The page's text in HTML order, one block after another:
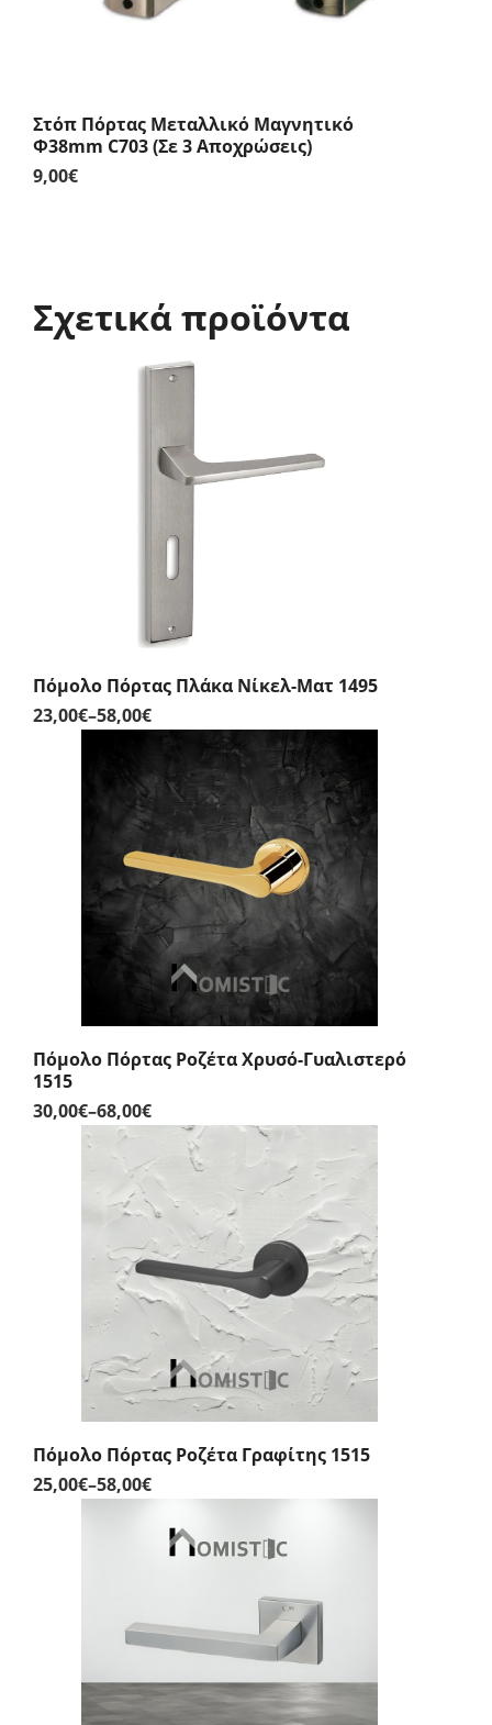
Στόπ Πόρτας Μεταλλικό Μαγνητικό
Φ38mm C703 (Σε 3 Αποχρώσεις)
9,00€
Σχετικά προϊόντα
Πόμολο Πόρτας Πλάκα Νίκελ-Ματ 1495
23,00€–58,00€Price
range:
23,00€
through
58,00€
Πόμολο Πόρτας Ροζέτα Χρυσό-Γυαλιστερό
1515
30,00€–68,00€Price
range:
30,00€
through
68,00€
Πόμολο Πόρτας Ροζέτα Γραφίτης 1515
25,00€–58,00€Price
range:
25,00€